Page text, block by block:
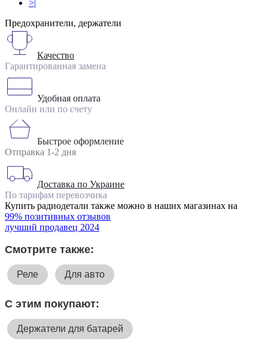
>|
Предохранители, держатели
Качество
Гарантированная замена
Удобная оплата
Онлайн или по счету
Быстрое оформление
Отправка 1-2 дня
Доставка по Украине
По тарифам перевозчика
Купить радиодетали также можно в наших магазинах на
99% позитивных отзывов
лучший продавец 2024
Смотрите также:
Реле Для авто
С этим покупают:
Держатели для батарей